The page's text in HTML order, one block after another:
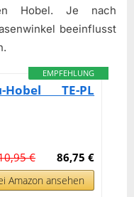
Hobel. Je nach
beeinflusst
EMPFEHLUNG
TE-PL
86,75 €
€
Amazon ansehen